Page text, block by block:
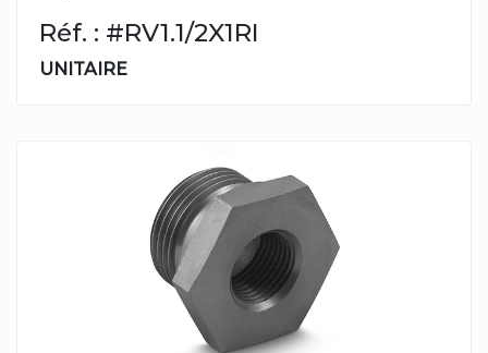
Réf. : #RV1.1/2X1RI
UNITAIRE